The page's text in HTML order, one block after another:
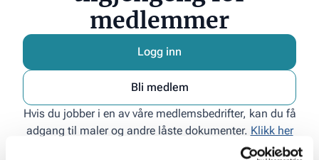
medlemmer
Logg inn
Bli medlem
Hvis du jobber i en av våre medlemsbedrifter, kan du få
adgang til maler og andre låste dokumenter. Klikk her